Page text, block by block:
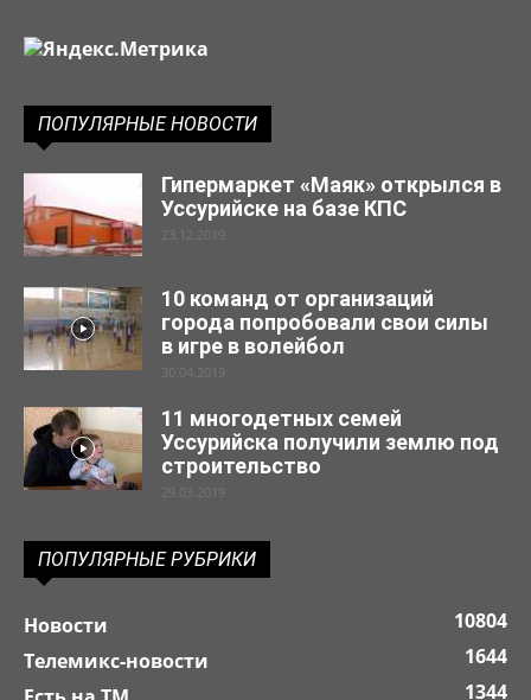
ПОПУЛЯРНЫЕ НОВОСТИ
Гипермаркет «Маяк» открылся в
Уссурийске на базе КПС
23.12.2019
10 команд от организаций
города попробовали свои силы
в игре в волейбол
30.04.2019
11 многодетных семей
Уссурийска получили землю под
строительство
29.03.2019
ПОПУЛЯРНЫЕ РУБРИКИ
Новости
10804
Телемикс-новости
1644
1344